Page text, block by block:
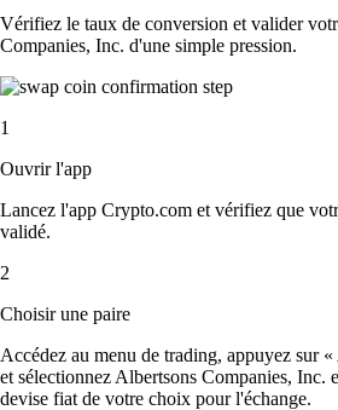
Vérifiez le taux de conversion et valider
Companies, Inc. d'une simple pression.
1
Ouvrir l'app
Lancez l'app Crypto.com et vérifiez que
validé.
2
Choisir une paire
Accédez au menu de trading, appuyez sur
et sélectionnez Albertsons Companies, Inc.
devise fiat de votre choix pour l'échange.